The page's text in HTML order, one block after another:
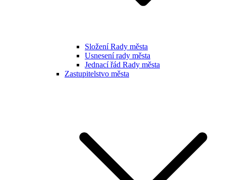
Složení Rady města
Usnesení rady města
Jednací řád Rady města
Zastupitelstvo města